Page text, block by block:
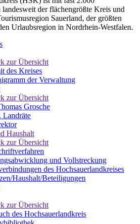
der flächengrößte Kreis und
Sauerland, der größten
Urlaubsregion in Nordrhein-Westfalen.
zur Übersicht
des Kreises
der Verwaltung
zur Übersicht
Grosche
Landräte
Haushalt
zur Übersicht
und Vollstreckung
des Hochsauerlandkreises
Haushalt/Beteiligungen
zur Übersicht
des Hochsauerlandkreis